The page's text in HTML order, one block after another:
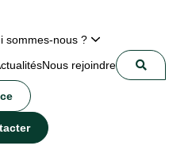
sommes-nous ?
Nous rejoindre